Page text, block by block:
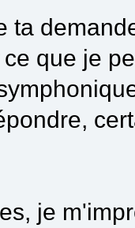
ta
que je
je